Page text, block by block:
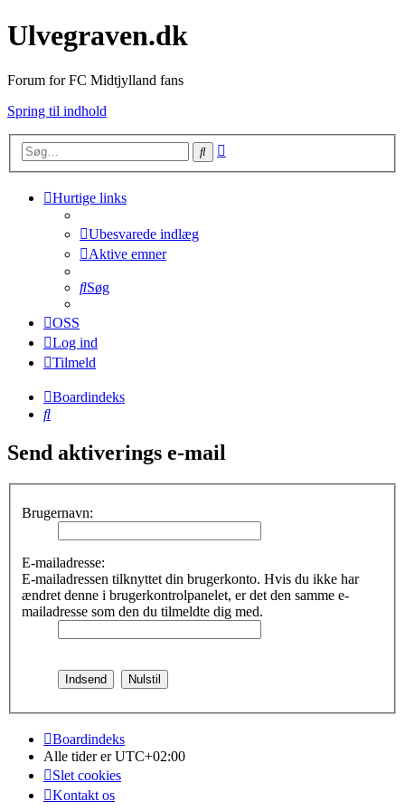
Ulvegraven.dk
Forum for FC Midtjylland fans
Spring til indhold
Søg
Hurtige links
Ubesvarede indlæg
Aktive emner
Søg
OSS
Log ind
Tilmeld
Boardindeks
Søg
Send aktiverings e-mail
Brugernavn:
E-mailadresse:
E-mailadressen tilknyttet din brugerkonto. Hvis du ikke har
ændret denne i brugerkontrolpanelet, er det den samme e-
mailadresse som den du tilmeldte dig med.
Boardindeks
Alle tider erUTC+02:00
Slet cookies
Kontakt os